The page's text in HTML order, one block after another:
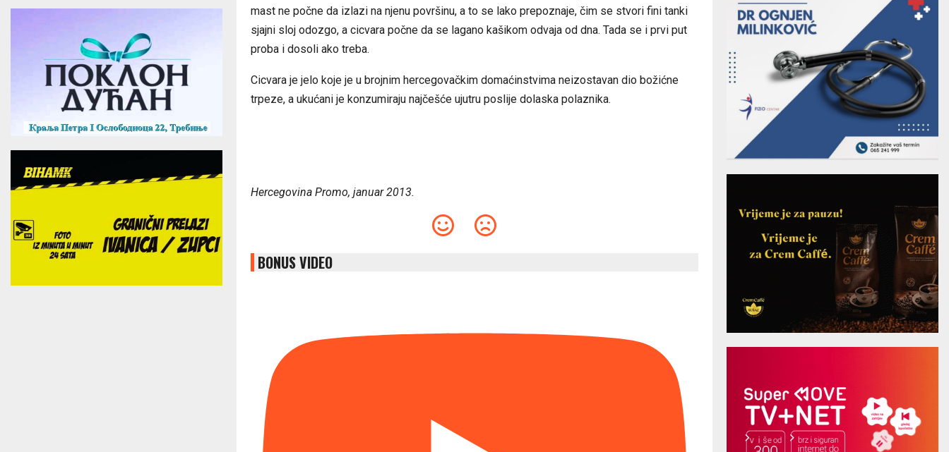
mast ne počne da izlazi na njenu površinu, a to se lako prepoznaje, čim se stvori fini tanki
sjajni sloj odozgo, a cicvara počne da se lagano kašikom odvaja od dna. Tada se i prvi put
proba i dosoli ako treba.
Cicvara je jelo koje je u brojnim hercegovačkim domaćinstvima neizostavan dio božićne
trpeze, a ukućani je konzumiraju najčešće ujutru poslije dolaska polaznika.
Hercegovina Promo, januar 2013.
BONUS VIDEO